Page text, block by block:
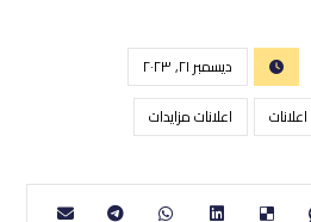
ديسمبر ٢١, ٢٠٢٣
اعلانات اعلانات مزايدات